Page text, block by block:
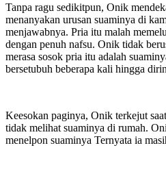
Tanpa ragu sedikitpun, Onik
menanyakan urusan suaminya di
menjawabnya. Pria itu malah
dengan penuh nafsu. Onik tidak
merasa sosok pria itu adalah
bersetubuh beberapa kali hingga
Keesokan paginya, Onik terkejut
tidak melihat suaminya di rumah.
menelpon suaminya Ternyata ia